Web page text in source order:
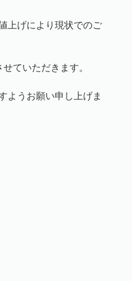
上げにより現状でのご
ていただきます。
ようお願い申し上げま